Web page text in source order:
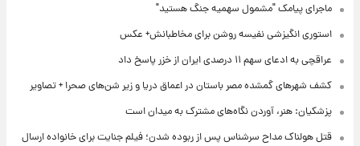
ماجرای پیامک "مشمول سهمیه جنگ هستید"
استوری انگیزشی نفیسه روشن برای مخاطبانش+ عکس
عراقچی به ادعای سهم ۱۱ درصدی ایران از خزر پاسخ داد
کشف شهرهای گمشده مصر باستان در اعماق دریا و زیر شن‌های صحرا + تصاویر
پزشکیان: هنر، آوردن نگاه‌های مشترک به میدان است
قتل هولناک مداح سرشناس پس از ربوده شدن؛ فیلم جنایت برای خانواده ارسال